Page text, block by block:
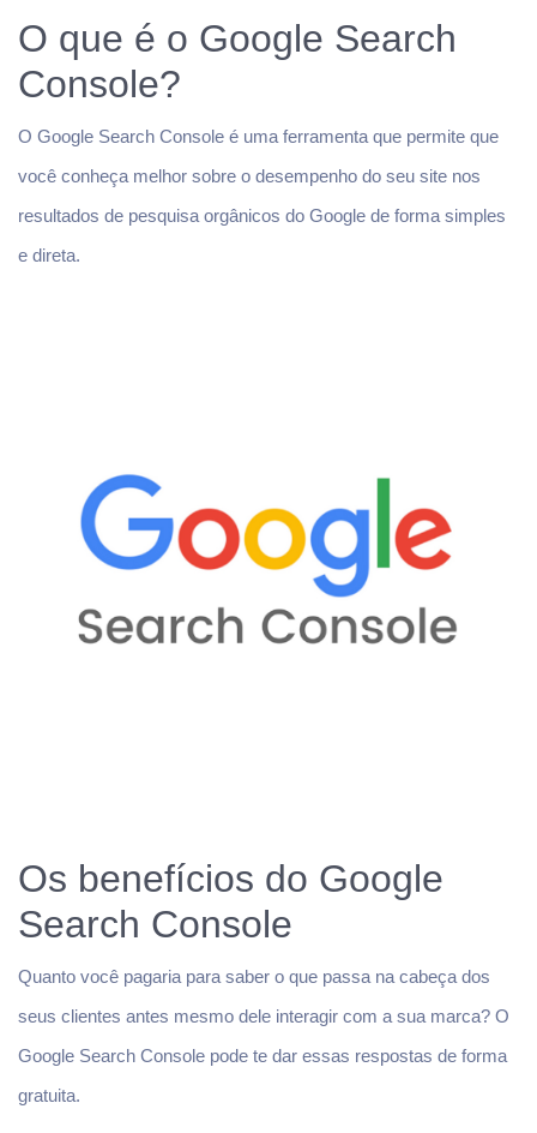
O que é o Google Search
Console?
O Google Search Console é uma ferramenta que permite que
você conheça melhor sobre o desempenho do seu site nos
resultados de pesquisa orgânicos do Google de forma simples
e direta.
Os benefícios do Google
Search Console
Quanto você pagaria para saber o que passa na cabeça dos
seus clientes antes mesmo dele interagir com a sua marca? O
Google Search Console pode te dar essas respostas de forma
gratuita.